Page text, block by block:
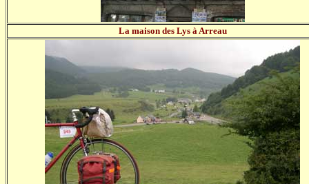
La maison des Lys à Arreau